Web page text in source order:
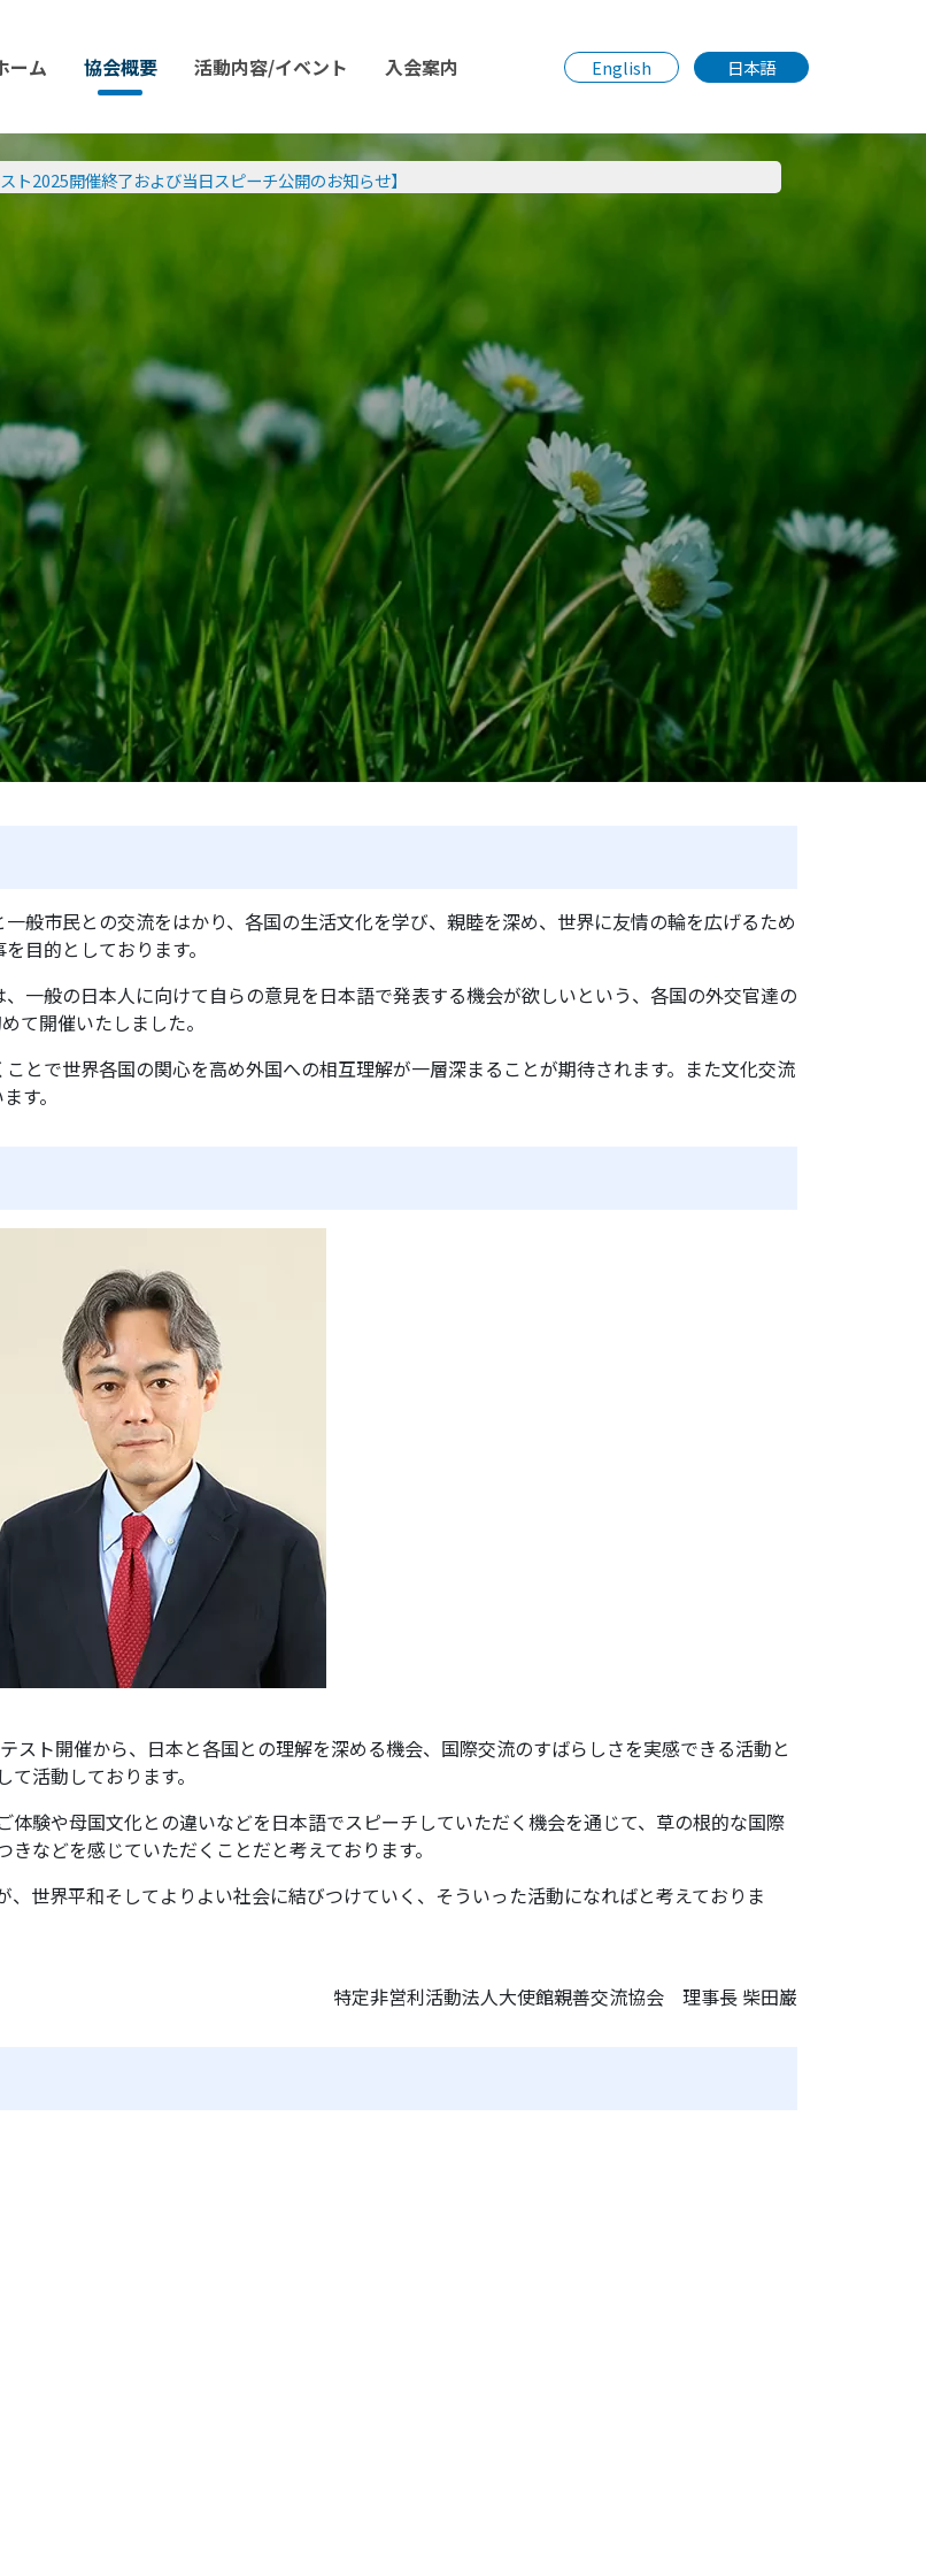
ーム 協会概要 活動内容/イベント 入会案内 English 日本語
ト2025開催終了および当日スピーチ公開のお知らせ】
般市民との交流をはかり、各国の生活文化を学び、親睦を深め、世界に友情の輪を広げるため
目的としております。
一般の日本人に向けて自らの意見を日本語で発表する機会が欲しいという、各国の外交官達の
て開催いたしました。
とで世界各国の関心を高め外国への相互理解が一層深まることが期待されます。また文化交流
す。
スト開催から、日本と各国との理解を深める機会、国際交流のすばらしさを実感できる活動と
活動しております。
験や母国文化との違いなどを日本語でスピーチしていただく機会を通じて、草の根的な国際
などを感じていただくことだと考えております。
世界平和そしてよりよい社会に結びつけていく、そういった活動になればと考えておりま
特定非営利活動法人大使館親善交流協会 理事長 柴田巌